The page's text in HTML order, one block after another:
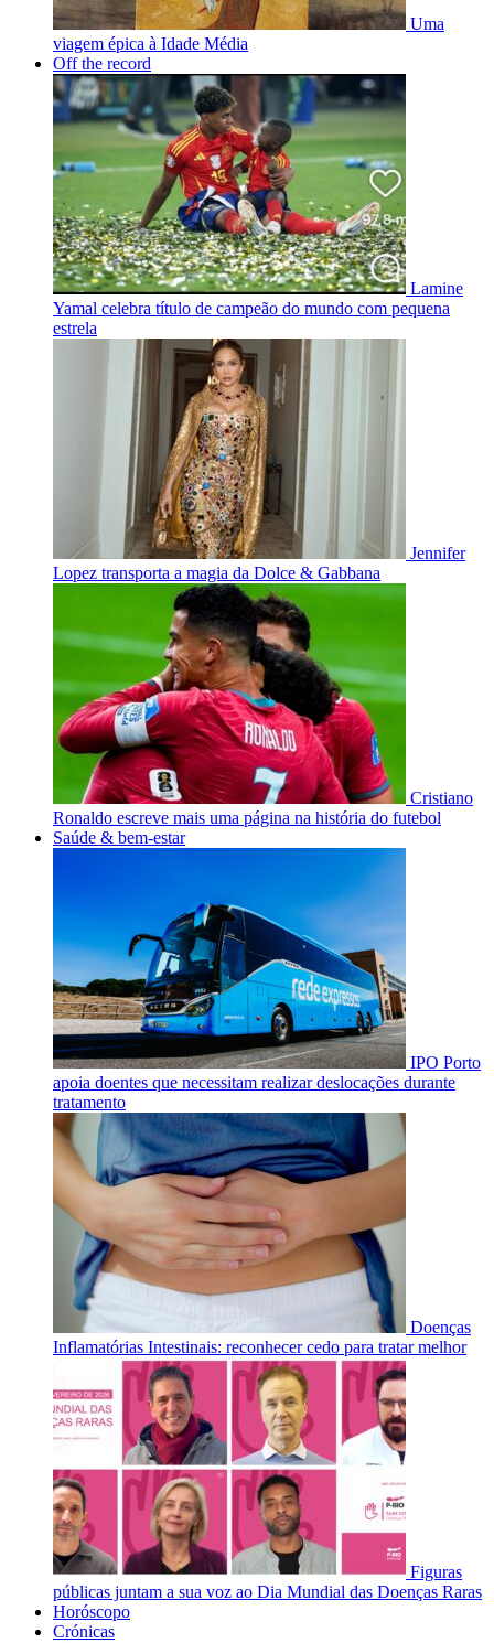
Uma
viagem épica à Idade Média
Off the record
Lamine
Yamal celebra título de campeão do mundo com pequena
estrela
Jennifer
Lopez transporta a magia da Dolce & Gabbana
Cristiano
Ronaldo escreve mais uma página na história do futebol
Saúde & bem-estar
IPO Porto
apoia doentes que necessitam realizar deslocações durante
tratamento
Doenças
Inflamatórias Intestinais: reconhecer cedo para tratar melhor
Figuras
públicas juntam a sua voz ao Dia Mundial das Doenças Raras
Horóscopo
Crónicas